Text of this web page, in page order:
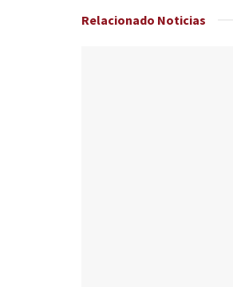
Relacionado Noticias